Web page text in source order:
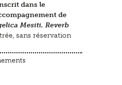
dans le
de
Mesiti. Reverb
sans réservation